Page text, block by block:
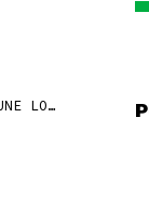
DEVOIR DE VIGILANCE : UNE LOI PIONNIÈRE CONTRE L’IMPUNITÉ DES MULTINATIONALES